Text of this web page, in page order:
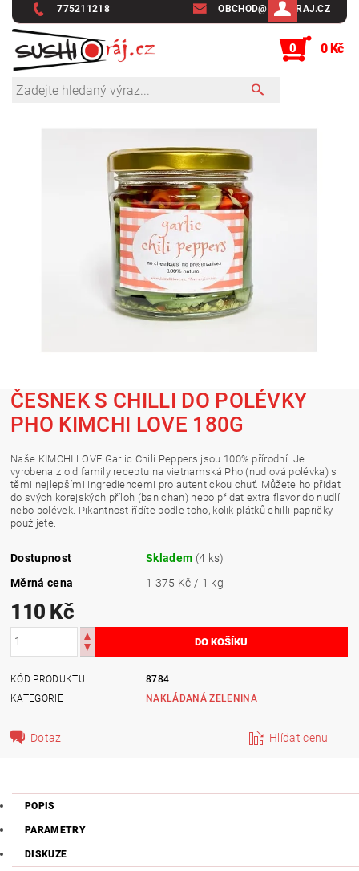
775211218 OBCHOD@SUSHIRAJ.CZ
0 0 Kč
ČESNEK S CHILLI DO POLÉVKY
PHO KIMCHI LOVE 180G
Naše KIMCHI LOVE Garlic Chili Peppers jsou 100% přírodní. Je
vyrobena z old family receptu na vietnamská Pho (nudlová polévka) s
těmi nejlepšími ingrediencemi pro autentickou chuť. Můžete ho přidat
do svých korejských příloh (ban chan) nebo přidat extra flavor do nudlí
nebo polévek. Pikantnost řídíte podle toho, kolik plátků chilli papričky
použijete.
Dostupnost Skladem (4 ks)
Měrná cena
1 375 Kč / 1 kg
110 Kč
KÓD PRODUKTU
8784
KATEGORIE
NAKLÁDANÁ ZELENINA
Dotaz Hlídat cenu
POPIS
PARAMETRY
DISKUZE